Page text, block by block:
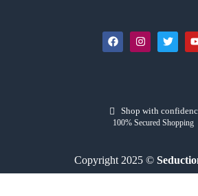
Shop with
100% Secured Shopping
Copyright 2025 ©